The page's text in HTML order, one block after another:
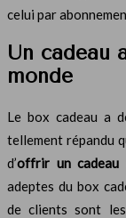
celui par
Un cadeau
monde
Le box cadeau a
tellement répandu
d’offrir un cadeau
adeptes du box
de clients sont les